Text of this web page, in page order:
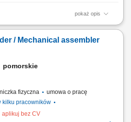
pokaż opis
i dobieranie technologii napraw
układów; Opracowywanie procedur
dla remontowanych urządzeń;
/ Mechanical assembler
pomorskie
fizyczna
umowa o pracę
kilku pracowników
aplikuj bez CV